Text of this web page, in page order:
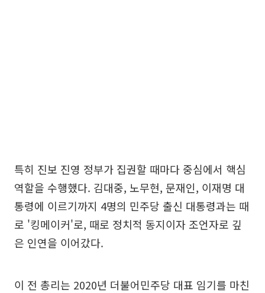
특히 진보 진영 정부가 집권할 때마다 중심에서 핵심
역할을 수행했다. 김대중, 노무현, 문재인, 이재명 대
통령에 이르기까지 4명의 민주당 출신 대통령과는 때
로 '킹메이커'로, 때로 정치적 동지이자 조언자로 깊
은 인연을 이어갔다.
이 전 총리는 2020년 더불어민주당 대표 임기를 마친